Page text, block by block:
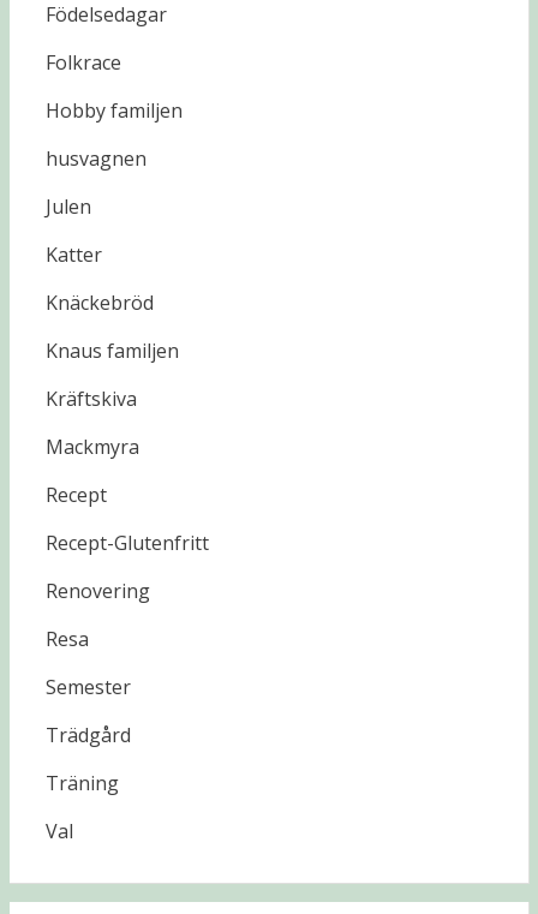
Födelsedagar
Folkrace
Hobby familjen
husvagnen
Julen
Katter
Knäckebröd
Knaus familjen
Kräftskiva
Mackmyra
Recept
Recept-Glutenfritt
Renovering
Resa
Semester
Trädgård
Träning
Val